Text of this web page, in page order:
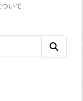
いて